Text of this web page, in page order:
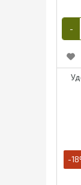
-